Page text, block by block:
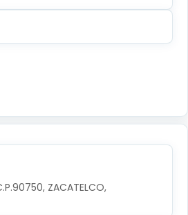
ZACATELCO,